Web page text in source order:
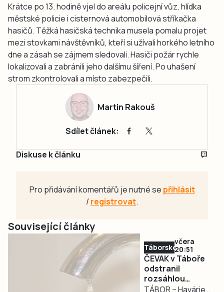
Krátce po 13. hodině vjel do areálu policejní vůz, hlídka
městské policie i cisternová automobilová stříkačka
hasičů. Těžká hasičská technika musela pomalu projet
mezi stovkami návštěvníků, kteří si užívali horkého letního
dne a zásah se zájmem sledovali. Hasiči požár rychle
lokalizovali a zabránili jeho dalšímu šíření. Po uhašení
strom zkontrolovali a místo zabezpečili.
Martin Rakouš
Sdílet článek:
Diskuse k článku
Pro přidávání komentářů je nutné se přihlásit
/registrovat.
Související články
Táborsko
včera
20:51
ČEVAK v Táboře
odstranil
rozsáhlou
havárii a v půl
TÁBOR – Havárie